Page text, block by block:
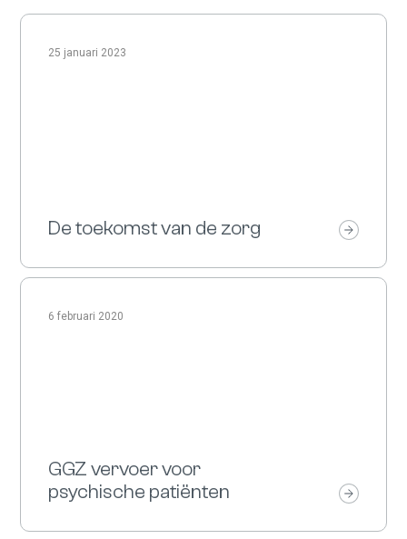
25 januari 2023
De toekomst van de zorg
6 februari 2020
GGZ vervoer voor
psychische patiënten